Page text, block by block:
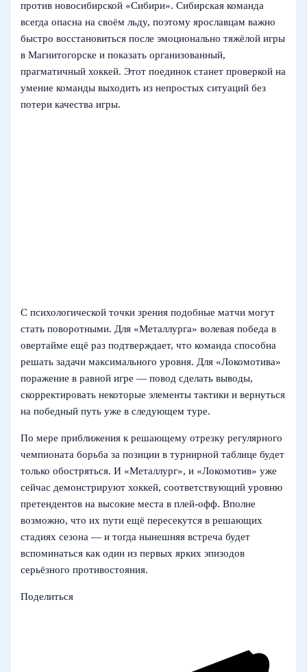
против новосибирской «Сибири». Сибирская команда
всегда опасна на своём льду, поэтому ярославцам важно
быстро восстановиться после эмоционально тяжёлой игры
в Магнитогорске и показать организованный,
прагматичный хоккей. Этот поединок станет проверкой на
умение команды выходить из непростых ситуаций без
потери качества игры.
С психологической точки зрения подобные матчи могут
стать поворотными. Для «Металлурга» волевая победа в
овертайме ещё раз подтверждает, что команда способна
решать задачи максимального уровня. Для «Локомотива»
поражение в равной игре — повод сделать выводы,
скорректировать некоторые элементы тактики и вернуться
на победный путь уже в следующем туре.
По мере приближения к решающему отрезку регулярного
чемпионата борьба за позиции в турнирной таблице будет
только обостряться. И «Металлург», и «Локомотив» уже
сейчас демонстрируют хоккей, соответствующий уровню
претендентов на высокие места в плей-офф. Вполне
возможно, что их пути ещё пересекутся в решающих
стадиях сезона — и тогда нынешняя встреча будет
вспоминаться как один из первых ярких эпизодов
серьёзного противостояния.
Поделиться